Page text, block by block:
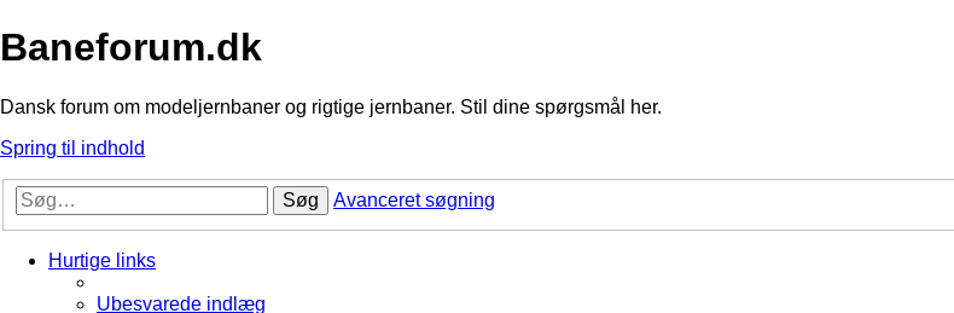
Baneforum.dk
Dansk forum om modeljernbaner og rigtige jernbaner. Stil dine spørgsmål her.
Spring til indhold
Søg Avanceret søgning
Hurtige links
Ubesvarede indlæg